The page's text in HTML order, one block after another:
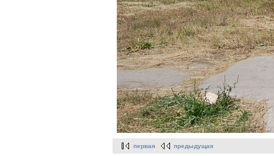
первая предыдущая